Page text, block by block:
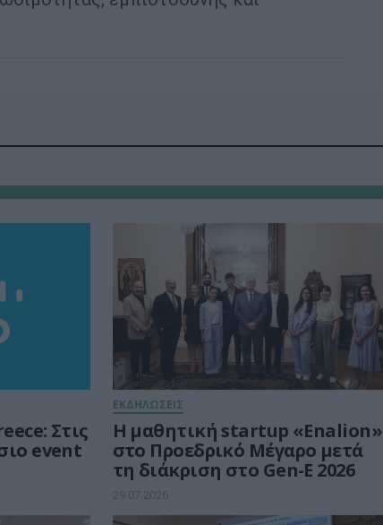
Στις
event
ΕΚΔΗΛΩΣΕΙΣ
Η μαθητική startup «Enalion»
στο Προεδρικό Μέγαρο μετά
τη διάκριση στο Gen-E 2026
29.07.2026